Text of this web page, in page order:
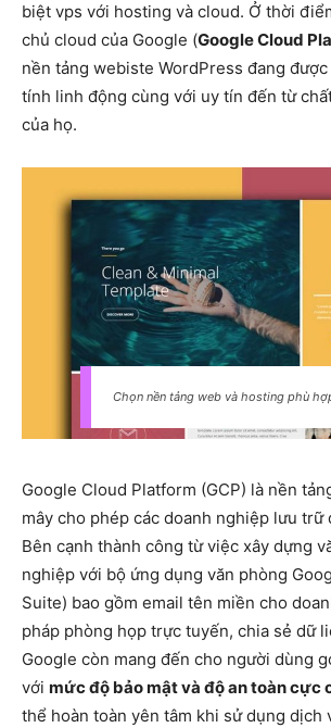
biệt vps với hosting và cloud. Ở thời
chủ cloud của Google (Google Cloud
nền tảng webiste WordPress đang
tính linh động cùng với uy tín đến từ
của họ.
Chọn nền tảng web và hosting phù
Google Cloud Platform (GCP) là nền
mây cho phép các doanh nghiệp lưu trữ
Bên cạnh thành công từ việc xây dựng
nghiệp với bộ ứng dụng văn phòng
Suite) bao gồm email tên miền cho
pháp phòng họp trực tuyến, chia sẻ dữ
Google còn mang đến cho người dùng
với mức độ bảo mật và độ an toàn cực
thể hoàn toàn yên tâm khi sử dụng dịch